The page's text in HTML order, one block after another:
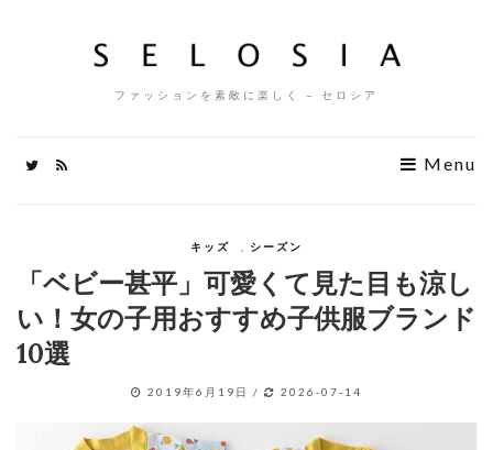
ファッションを素敵に楽しく – セロシア
Menu
キッズ シーズン
「ベビー甚平」可愛くて見た目も涼し
い！女の子用おすすめ子供服ブランド
10選
2019年6月19日 / 2026-07-14